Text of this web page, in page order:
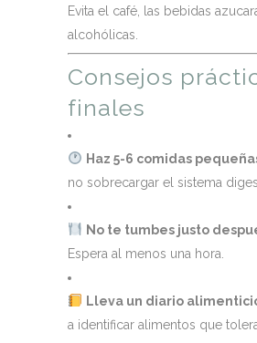
Evita el café, las bebidas
alcohólicas.
Consejos
finales
Haz 5-6 comidas
no sobrecargar el sistema
No te tumbes justo
Espera al menos una hora.
Lleva un diario
a identificar alimentos que